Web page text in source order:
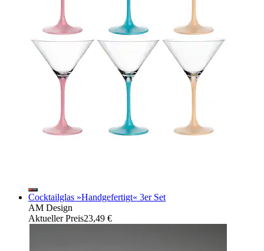
Cocktailglas »Handgefertigt« 3er Set
AM Design
Aktueller Preis23,49 €